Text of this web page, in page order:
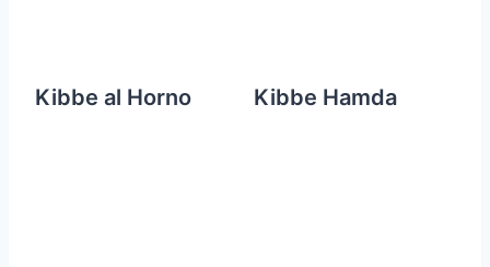
Kibbe al Horno Kibbe Hamda